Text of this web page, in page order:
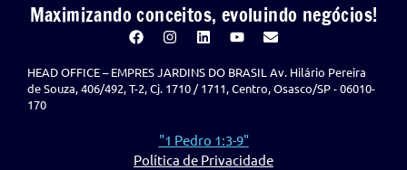
Maximizando conceitos, evoluindo negócios!
HEAD OFFICE – EMPRES JARDINS DO BRASIL Av. Hilário Pereira
de Souza, 406/492, T-2, Cj. 1710 / 1711, Centro, Osasco/SP - 06010-
170
"1 Pedro 1:3-9"
Política de Privacidade